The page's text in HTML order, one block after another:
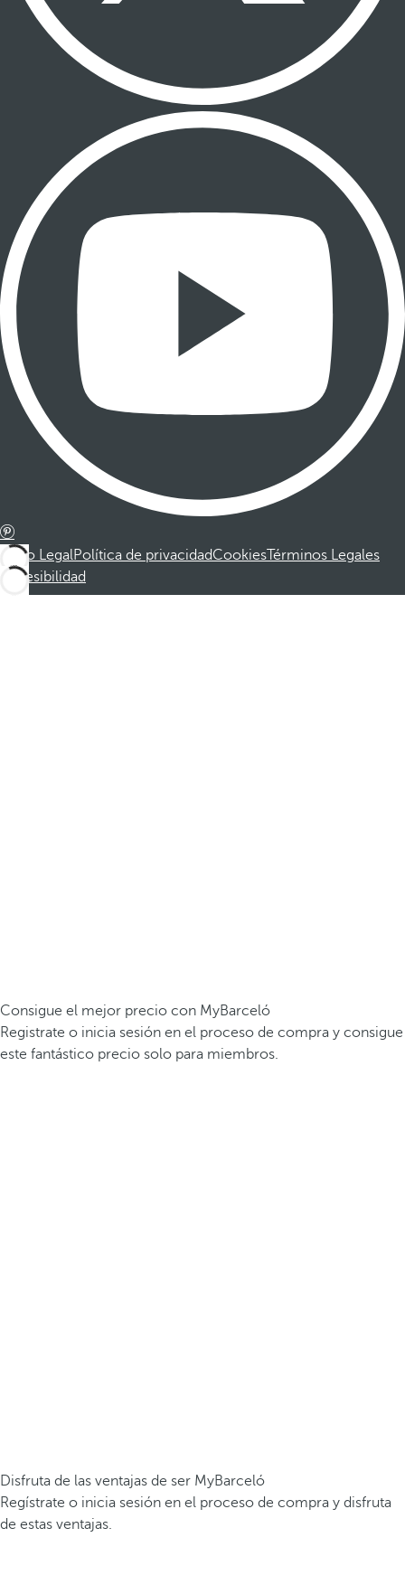
Aviso LegalPolítica de privacidadCookiesTérminos Legales
Accesibilidad
Consigue el mejor precio con MyBarceló
Registrate o inicia sesión en el proceso de compra y consigue
este fantástico precio solo para miembros.
Disfruta de las ventajas de ser MyBarceló
Regístrate o inicia sesión en el proceso de compra y disfruta
de estas ventajas.